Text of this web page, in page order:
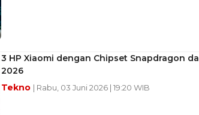
3 HP Xiaomi dengan Chipset Snapdragon
2026
Tekno | Rabu, 03 Juni 2026 | 19:20 WIB